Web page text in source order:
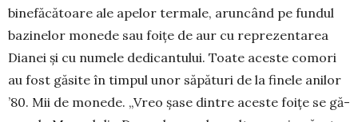
binefăcătoare ale apelor termale, aruncând pe fundul
bazinelor monede sau foițe de aur cu reprezentarea
Dianei și cu numele dedican­tului. Toate aceste comori
au fost găsite în timpul unor săpături de la finele anilor
’80. Mii de mo­nede. „Vreo șase dintre aceste foițe se gă­